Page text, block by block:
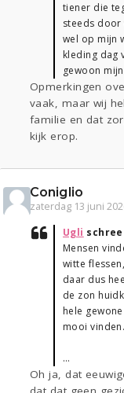
tiener die
steeds door
wel op mijn
kleding dag
gewoon
Opmerkingen
vaak, maar wij
familie en dat
kijk erop.
Coniglio
zaterdag 13 juni
Ugli
Mensen
witte
daar dus
de zon
hele
mooi vinden.
…
Oh ja, dat